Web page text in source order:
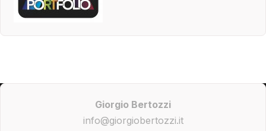
Giorgio Bertozzi
info@giorgiobertozzi.it